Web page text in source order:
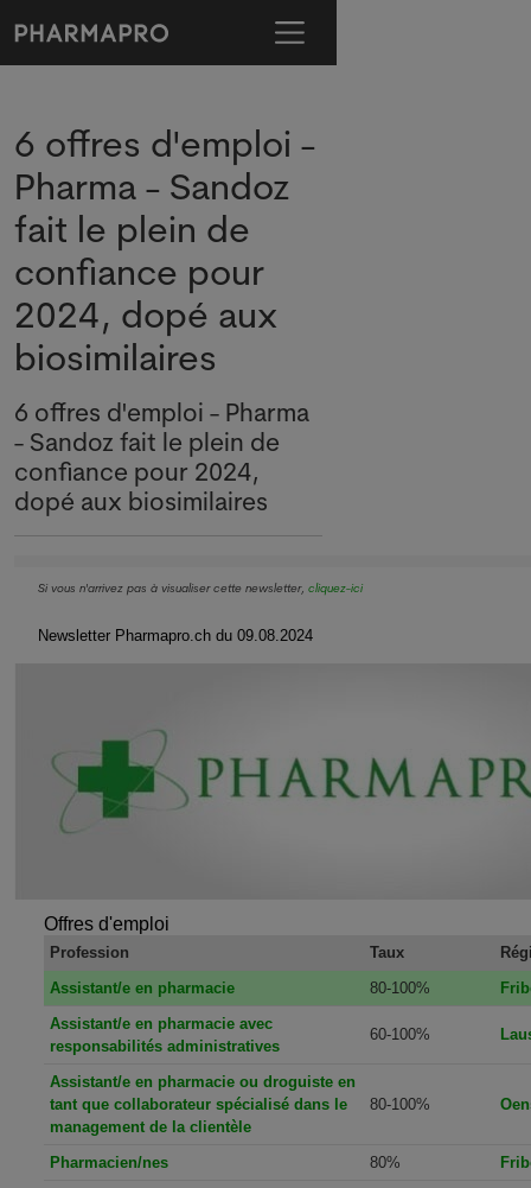
6 offres d'emploi -
Pharma - Sandoz
fait le plein de
confiance pour
2024, dopé aux
biosimilaires
6 offres d'emploi - Pharma
- Sandoz fait le plein de
confiance pour 2024,
dopé aux biosimilaires
Si vous n'arrivez pas à visualiser cette newsletter, cliquez-ici
Newsletter Pharmapro.ch du 09.08.2024
Offres d'emploi
Profession Taux
Assistant/e en pharmacie
80-100%
Assistant/e en pharmacie avec
responsabilités administratives
60-100%
Assistant/e en pharmacie ou droguiste en
tant que collaborateur spécialisé dans le
management de la clientèle
80-100%
Pharmacien/nes 80%